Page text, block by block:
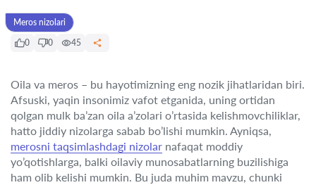
Meros nizolari
0
0 45
Oila va meros – bu hayotimizning eng nozik jihatlaridan biri.
Afsuski, yaqin insonimiz vafot etganida, uning ortidan
qolgan mulk ba’zan oila a’zolari o’rtasida kelishmovchiliklar,
hatto jiddiy nizolarga sabab bo’lishi mumkin. Ayniqsa,
merosni taqsimlashdagi nizolar nafaqat moddiy
yo’qotishlarga, balki oilaviy munosabatlarning buzilishiga
ham olib kelishi mumkin. Bu juda muhim mavzu, chunki